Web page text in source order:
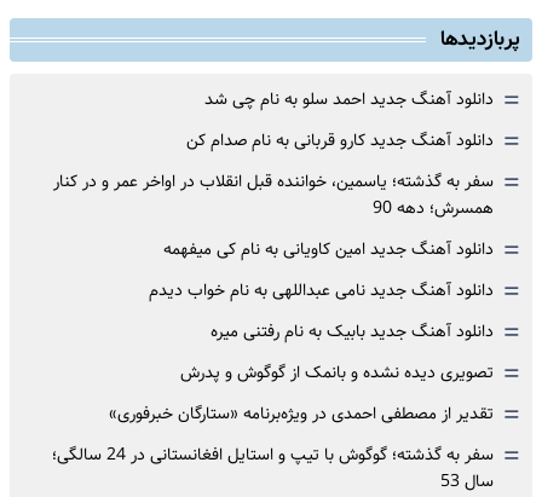
پربازدیدها
= دانلود آهنگ جدید احمد سلو به نام چی شد
= دانلود آهنگ جدید کارو قربانی به نام صدام کن
= سفر به گذشته؛ یاسمین، خواننده قبل انقلاب در اواخر عمر و در کنار
همسرش؛ دهه 90
= دانلود آهنگ جدید امین کاویانی به نام کی میفهمه
= دانلود آهنگ جدید نامی عبداللهی به نام خواب دیدم
= دانلود آهنگ جدید بابیک به نام رفتنی میره
= تصویری دیده نشده و بانمک از گوگوش و پدرش
= تقدیر از مصطفی احمدی در ویژه‌برنامه «ستارگان خبرفوری»
=
سفر به گذشته؛ گوگوش با تیپ و استایل افغانستانی در 24 سالگی؛
سال 53